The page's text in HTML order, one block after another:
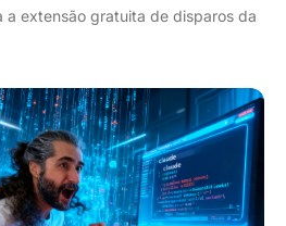
a extensão gratuita de disparos da